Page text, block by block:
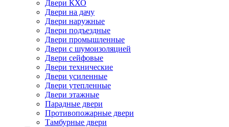
Двери КХО
Двери на дачу
Двери наружные
Двери подъездные
Двери промышленные
Двери с шумоизоляцией
Двери сейфовые
Двери технические
Двери усиленные
Двери утепленные
Двери этажные
Парадные двери
Противопожарные двери
Тамбурные двери